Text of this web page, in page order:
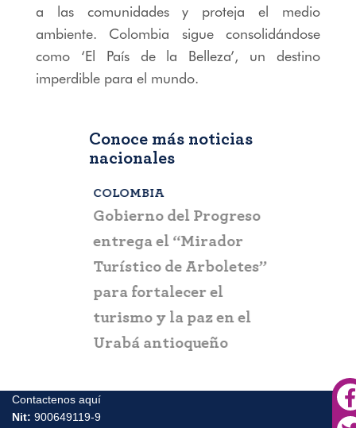
a las comunidades y proteja el medio
ambiente. Colombia sigue consolidándose
como ‘El País de la Belleza’, un destino
imperdible para el mundo.
Conoce más noticias
nacionales
COLOMBIA
Gobierno del Progreso
entrega el “Mirador
Turístico de Arboletes”
para fortalecer el
turismo y la paz en el
Urabá antioqueño
Contactenos aquí
Nit: 900649119-9